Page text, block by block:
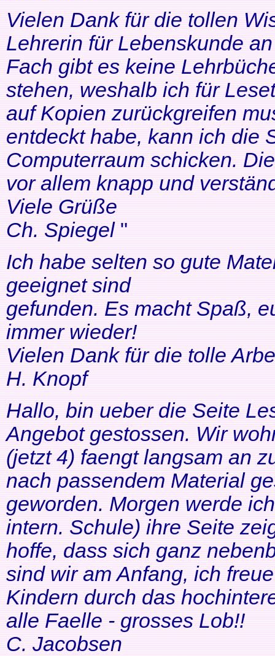
Vielen Dank für die tollen
Lehrerin für Lebenskunde
Fach gibt es keine
stehen, weshalb ich für
auf Kopien zurückgreifen
entdeckt habe, kann ich die
Computerraum schicken.
vor allem knapp und
Viele Grüße
Ch. Spiegel"
Ich habe selten so gute
geeignet sind
gefunden. Es macht Spaß,
immer wieder!
Vielen Dank für die tolle
H. Knopf
Hallo, bin ueber die Seite
Angebot gestossen. Wir
(jetzt 4) faengt langsam an
nach passendem Material
geworden. Morgen werde
intern. Schule) ihre Seite
hoffe, dass sich ganz
sind wir am Anfang, ich
Kindern durch das
alle Faelle - grosses Lob!!
C. Jacobsen